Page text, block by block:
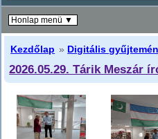
Kezdőlap » Digitális
2026.05.29. Tárik Meszár
Honlap menü ▼